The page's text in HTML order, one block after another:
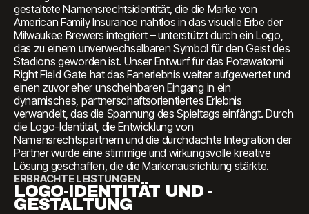
gestaltete Namensrechtsidentität, die die Marke von
American Family Insurance nahtlos in das visuelle Erbe der
Milwaukee Brewers integriert – unterstützt durch ein Logo,
das zu einem unverwechselbaren Symbol für den Geist des
Stadions geworden ist. Unser Entwurf für das Potawatomi
Right Field Gate hat das Fanerlebnis weiter aufgewertet und
einen zuvor eher unscheinbaren Eingang in ein
dynamisches, partnerschaftsorientiertes Erlebnis
verwandelt, das die Spannung des Spieltags einfängt. Durch
die Logo-Identität, die Entwicklung von
Namensrechtspartnern und die durchdachte Integration der
Partner wurde eine stimmige und wirkungsvolle kreative
Lösung geschaffen, die die Markenausrichtung stärkte.
ERBRACHTE LEISTUNGEN
LOGO-IDENTITÄT UND -
GESTALTUNG